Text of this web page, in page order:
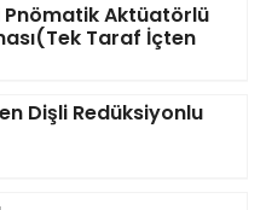
Pnömatik Aktüatörlü
Taraf İçten
Dişli Redüksiyonlu